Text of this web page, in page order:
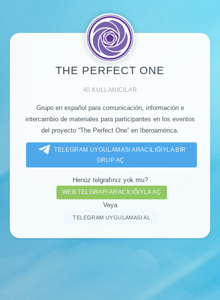
THE PERFECT ONE
40 KULLANICILAR
Grupo en español para comunicación, información e
intercambio de materiales para participantes en los eventos
del proyecto “The Perfect One” en Iberoamérica.
TELEGRAM UYGULAMASI ARACILIĞIYLA BIR
GRUP AÇ
Henüz telgrafınız yok mu?
WEB TELGRAFI ARACILIĞIYLA AÇ
Veya
TELEGRAM UYGULAMASI AL